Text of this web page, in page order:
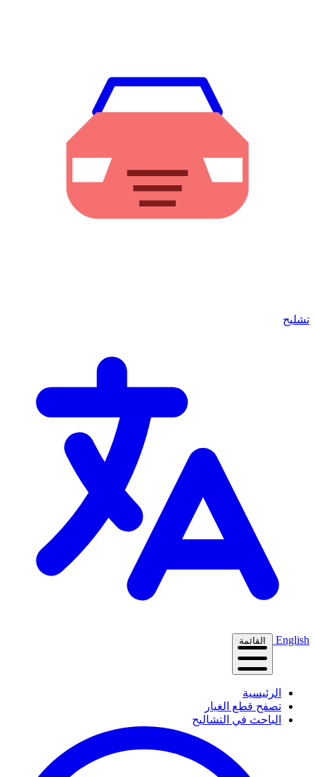
تشليح
English القائمة
الرئيسية
تصفح قطع الغيار
الباحث في التشاليح